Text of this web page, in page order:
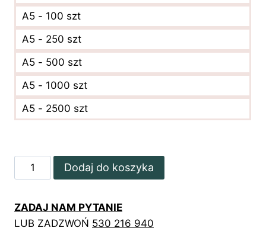
A5 - 100 szt
A5 - 250 szt
A5 - 500 szt
A5 - 1000 szt
A5 - 2500 szt
ilość
Ulotka
z
grafiką
Dodaj do koszyka
ZADAJ NAM PYTANIE
LUB ZADZWOŃ 530 216 940